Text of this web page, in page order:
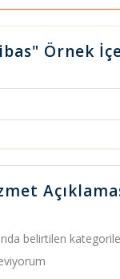
Örnek
belirtilen